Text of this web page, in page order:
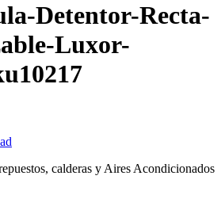
Detentor-Recta-
Luxor-
calderas y Aires Acondicionados